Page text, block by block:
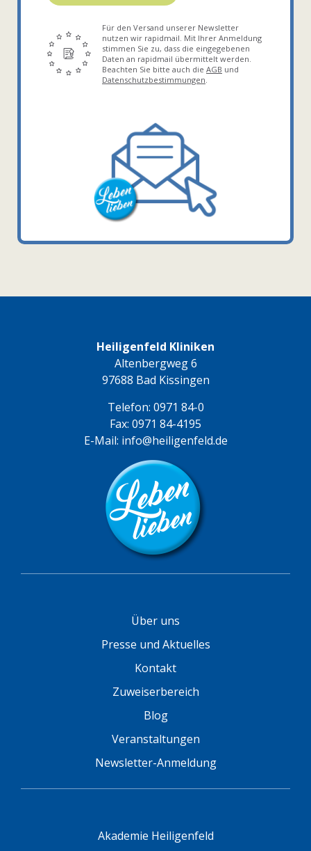
Für den Versand unserer Newsletter
nutzen wir rapidmail. Mit Ihrer Anmeldung
stimmen Sie zu, dass die eingegebenen
Daten an rapidmail übermittelt werden.
Beachten Sie bitte auch die AGB und
Datenschutzbestimmungen.
Heiligenfeld Kliniken
Altenbergweg 6
97688 Bad Kissingen
Telefon: 0971 84-0
Fax: 0971 84-4195
E-Mail: info@heiligenfeld.de
Über uns
Presse und Aktuelles
Kontakt
Zuweiserbereich
Blog
Veranstaltungen
Newsletter-Anmeldung
Akademie Heiligenfeld